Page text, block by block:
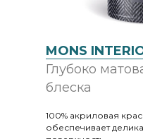
MONS
Глубоко
блеска
100% акриловая
обеспечивает